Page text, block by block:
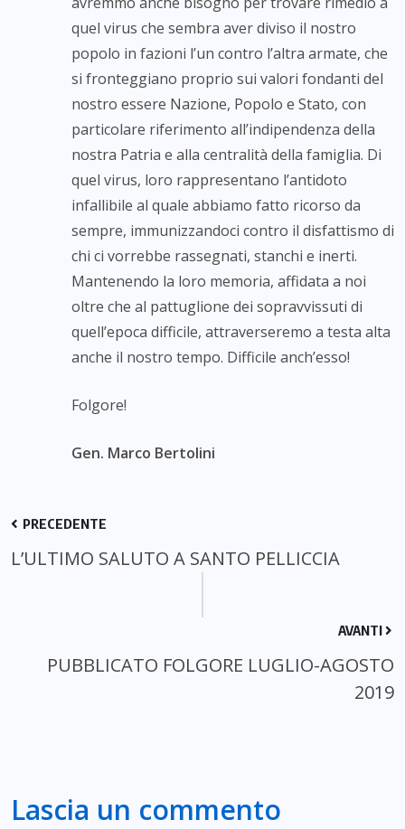
quel virus che sembra aver diviso il nostro
popolo in fazioni l’un contro l’altra armate, che
si fronteggiano proprio sui valori fondanti del
nostro essere Nazione, Popolo e Stato, con
particolare riferimento all’indipendenza della
nostra Patria e alla centralità della famiglia. Di
quel virus, loro rappresentano l’antidoto
infallibile al quale abbiamo fatto ricorso da
sempre, immunizzandoci contro il disfattismo di
chi ci vorrebbe rassegnati, stanchi e inerti.
Mantenendo la loro memoria, affidata a noi
oltre che al pattuglione dei sopravvissuti di
quell’epoca difficile, attraverseremo a testa alta
anche il nostro tempo. Difficile anch’esso!
Folgore!
Gen. Marco Bertolini
PRECEDENTE
L’ULTIMO SALUTO A SANTO PELLICCIA
AVANTI
PUBBLICATO FOLGORE LUGLIO-AGOSTO
2019
Lascia un commento